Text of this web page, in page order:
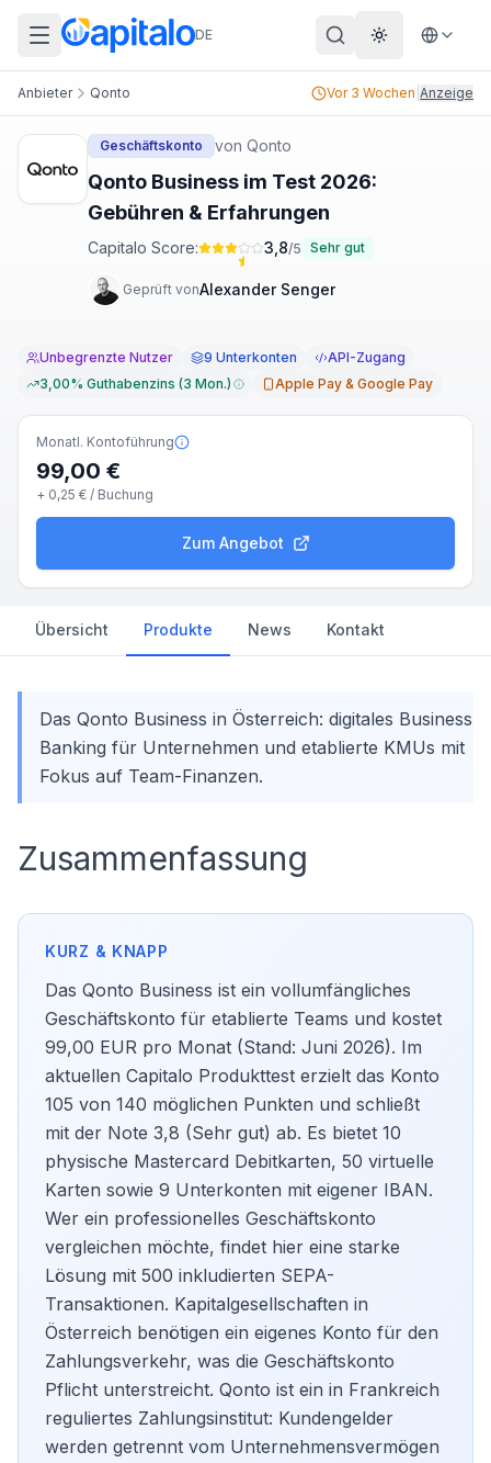
DE Theme
Anbieter Qonto Vor 3 Wochen Anzeige
Geschäftskonto von Qonto
Qonto Business im Test 2026:
Gebühren & Erfahrungen
Capitalo Score: 3,8/5 Sehr gut
Geprüft vonAlexander Senger
Unbegrenzte Nutzer 9 Unterkonten
API-Zugang
3,00% Guthabenzins (3 Mon.)
Apple Pay & Google Pay
Monatl. Kontoführung
99,00 €
+ 0,25 € / Buchung
Zum Angebot
Übersicht Produkte News Kontakt
Das Qonto Business in Österreich: digitales Business
Banking für Unternehmen und etablierte KMUs mit
Fokus auf Team-Finanzen.
Zusammenfassung
Das Qonto Business ist ein vollumfängliches
Geschäftskonto für etablierte Teams und kostet
99,00 EUR pro Monat (Stand: Juni 2026). Im
aktuellen Capitalo Produkttest erzielt das Konto
105 von 140 möglichen Punkten und schließt
mit der Note 3,8 (Sehr gut) ab. Es bietet 10
physische Mastercard Debitkarten, 50 virtuelle
Karten sowie 9 Unterkonten mit eigener IBAN.
Wer ein professionelles Geschäftskonto
vergleichen möchte, findet hier eine starke
Lösung mit 500 inkludierten SEPA-
Transaktionen. Kapitalgesellschaften in
Österreich benötigen ein eigenes Konto für den
Zahlungsverkehr, was die Geschäftskonto
Pflicht unterstreicht. Qonto ist ein in Frankreich
reguliertes Zahlungsinstitut: Kundengelder
werden getrennt vom Unternehmensvermögen